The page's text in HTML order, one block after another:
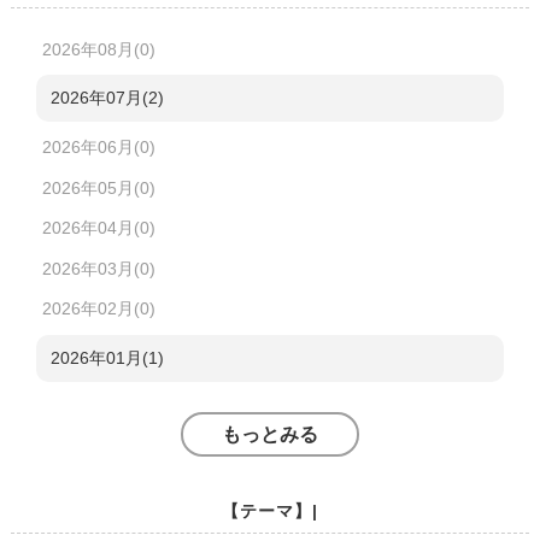
2026年08月(0)
2026年07月(2)
2026年06月(0)
2026年05月(0)
2026年04月(0)
2026年03月(0)
2026年02月(0)
2026年01月(1)
もっとみる
【テーマ】|